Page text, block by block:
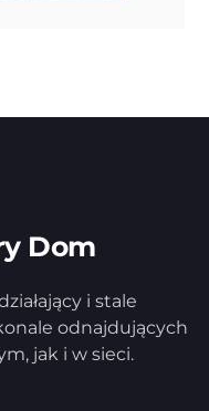
Dom
i stale
odnajdujących
jak i w sieci.